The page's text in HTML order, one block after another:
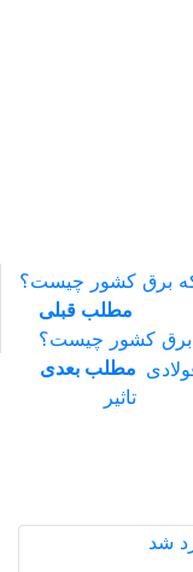
مطلب قبلی
برق کشور چیست؟
مطلب بعدی
تاثیر